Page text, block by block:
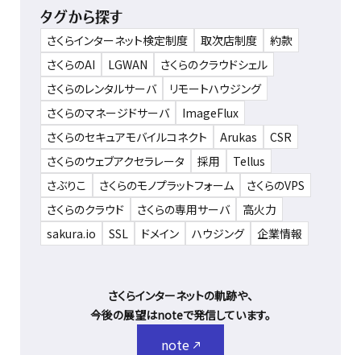
タグから探す
さくらインターネット検定制度 取次店制度
約款
さくらのAI
LGWAN
さくらのクラウドシェル
さくらのレンタルサーバ
リモートハウジング
さくらのマネージドサーバ
ImageFlux
さくらのセキュアモバイルコネクト
Arukas
CSR
さくらのウェブアクセラレータ
採用
Tellus
さぶりこ
さくらのモノプラットフォーム
さくらのVPS
さくらのクラウド
さくらの専用サーバ
高火力
sakura.io
SSL ドメイン ハウジング 企業情報
さくらインターネットの軌跡や、
今後の展望はnoteで発信しています。
note